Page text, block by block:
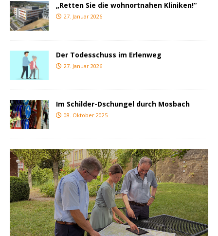
„Retten Sie die wohnortnahen Kliniken!“
27. Januar 2026
Der Todesschuss im Erlenweg
27. Januar 2026
Im Schilder-Dschungel durch Mosbach
08. Oktober 2025